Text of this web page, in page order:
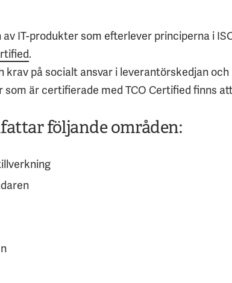
IT-produkter som efterlever principerna i
.
krav på socialt ansvar i leverantörskedjan
som är certifierade med TCO Certified finns
följande områden: